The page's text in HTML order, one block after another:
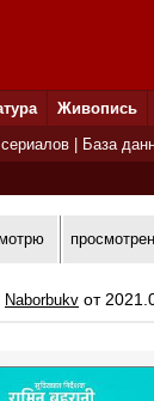
Живопись
База
Naborbukv от